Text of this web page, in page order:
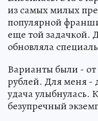
из самых милых
популярной
еще той задачкой.
обновляла
Варианты были -
рублей. Для меня -
удача улыбнулась.
безупречный